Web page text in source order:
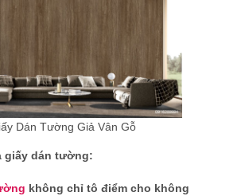
Dán Tường Giả Vân Gỗ
giấy dán tường:
không chỉ tô điểm cho không